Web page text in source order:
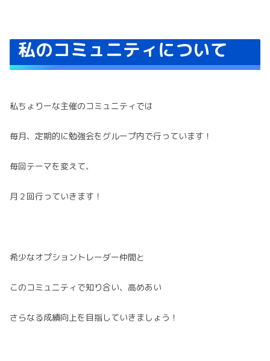
私のコミュニティについて
私ちょりーな主催のコミュニティでは
毎月、定期的に勉強会をグループ内で行っています！
毎回テーマを変えて、
月２回行っていきます！
希少なオプショントレーダー仲間と
このコミュニティで知り合い、高めあい
さらなる成績向上を目指していきましょう！